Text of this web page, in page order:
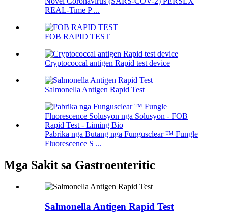
REAL-Time P ...
FOB RAPID TEST
Cryptococcal antigen Rapid test device
Salmonella Antigen Rapid Test
Pabrika nga Butang nga Fungusclear ™ Fungle
Fluorescence S ...
Mga Sakit sa Gastroenteritic
Salmonella Antigen Rapid Test